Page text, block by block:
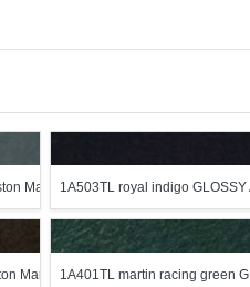
Martin Series
1A503TL royal indigo GLOSSY
Martin Series1A401TL martin racing green